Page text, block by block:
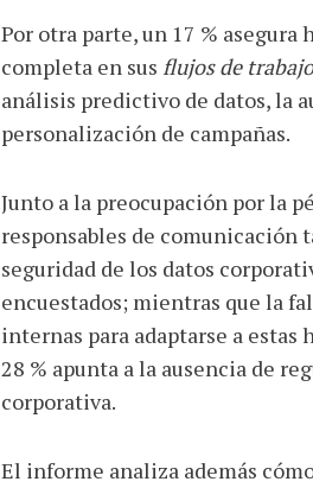
Por otra parte, un 17 % asegura
completa en sus flujos de trabajo
análisis predictivo de datos, la
personalización de campañas.
Junto a la preocupación por la
responsables de comunicación
seguridad de los datos
encuestados; mientras que la
internas para adaptarse a estas
28 % apunta a la ausencia de
corporativa.
El informe analiza además